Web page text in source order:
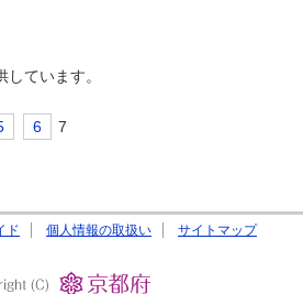
ています。
6 7
ド 個人情報の取扱い サイトマップ